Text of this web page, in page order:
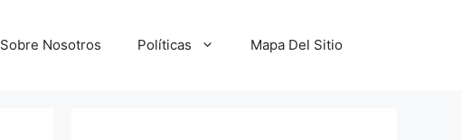
Sobre Nosotros Políticas Mapa Del Sitio